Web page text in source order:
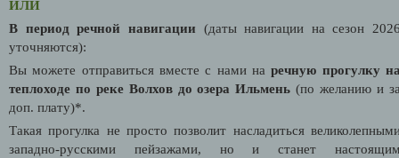
ИЛИ
В период речной навигации (даты навигации на сезон
уточняются):
Вы можете отправиться вместе с нами наречную прогулку
теплоходе по реке Волхов до озера Ильмень (по желанию и
доп. плату)*.
Такая прогулка не просто позволит насладиться
западно-русскими пейзажами, но и станет